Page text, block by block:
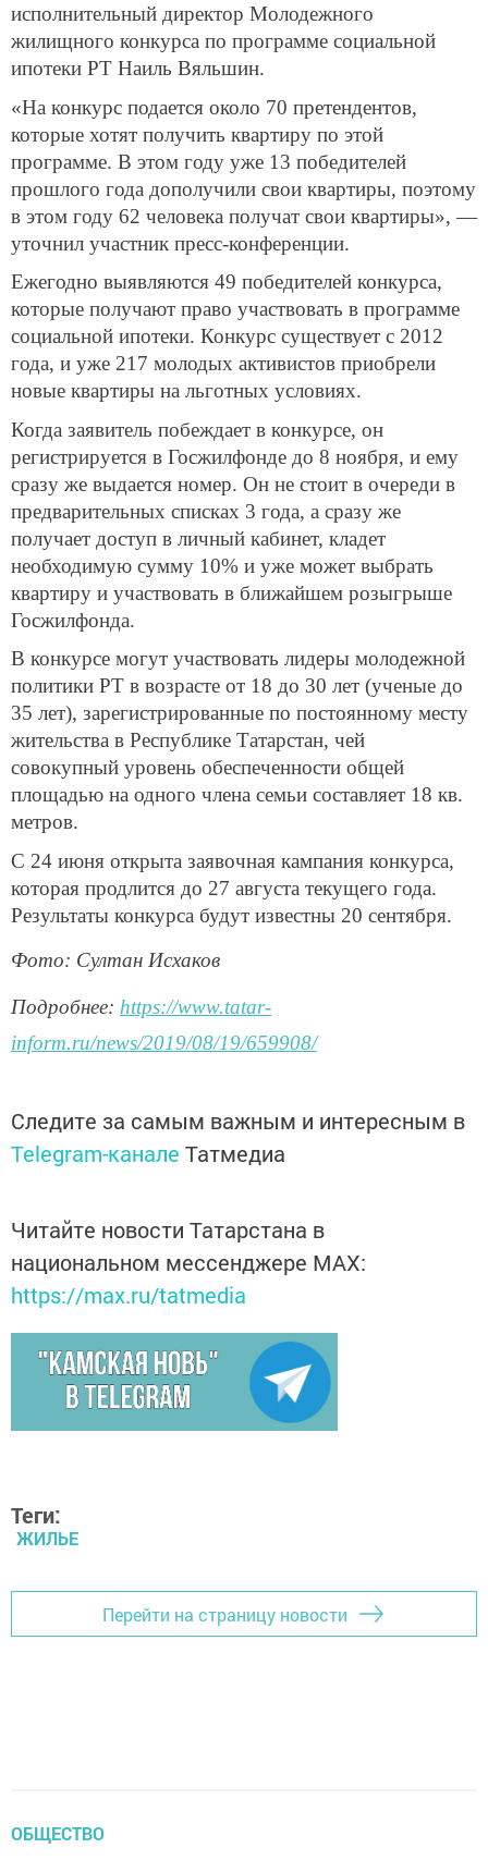
исполнительный директор Молодежного
жилищного конкурса по программе социальной
ипотеки РТ Наиль Вяльшин.
«На конкурс подается около 70 претендентов,
которые хотят получить квартиру по этой
программе. В этом году уже 13 победителей
прошлого года дополучили свои квартиры, поэтому
в этом году 62 человека получат свои квартиры», —
уточнил участник пресс-конференции.
Ежегодно выявляются 49 победителей конкурса,
которые получают право участвовать в программе
социальной ипотеки. Конкурс существует с 2012
года, и уже 217 молодых активистов приобрели
новые квартиры на льготных условиях.
Когда заявитель побеждает в конкурсе, он
регистрируется в Госжилфонде до 8 ноября, и ему
сразу же выдается номер. Он не стоит в очереди в
предварительных списках 3 года, а сразу же
получает доступ в личный кабинет, кладет
необходимую сумму 10% и уже может выбрать
квартиру и участвовать в ближайшем розыгрыше
Госжилфонда.
В конкурсе могут участвовать лидеры молодежной
политики РТ в возрасте от 18 до 30 лет (ученые до
35 лет), зарегистрированные по постоянному месту
жительства в Республике Татарстан, чей
совокупный уровень обеспеченности общей
площадью на одного члена семьи составляет 18 кв.
метров.
С 24 июня открыта заявочная кампания конкурса,
которая продлится до 27 августа текущего года.
Результаты конкурса будут известны 20 сентября.
Фото: Султан Исхаков
Подробнее: https://www.tatar-
inform.ru/news/2019/08/19/659908/
Следите за самым важным и интересным в
Telegram-канале Татмедиа
Читайте новости Татарстана в
национальном мессенджере MАХ:
https://max.ru/tatmedia
Теги:
ЖИЛЬЕ
Перейти на страницу новости
ОБЩЕСТВО